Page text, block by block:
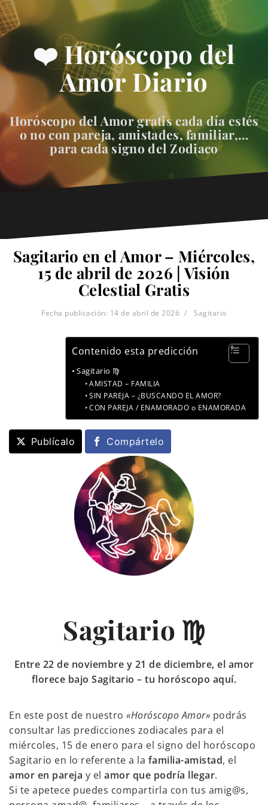
❤️ Horóscopo del
Amor Diario
Horóscopo del Amor gratis cada día estés
o no con pareja, amistades, familiar,…
para cada signo del Zodiaco
Sagitario en el Amor – Miércoles,
15 de abril de 2026 | Visión
Celestial Gratis
Fecha publicación: 14 de abril de 2026 Sagitario
Contenido esta predicción
Sagitario ♍
AMISTAD – FAMILIA
SIN PAREJA – ¿BUSCANDO EL AMOR?
CON PAREJA / ENAMORADO o ENAMORADA
Publícalo Compártelo
Sagitario ♍
Entre 22 de noviembre y 21 de diciembre, el amor
florece bajo Sagitario – tu horóscopo aquí.
En este post de nuestro «Horóscopo Amor» podrás
consultar las predicciones zodiacales para el
miércoles, 15 de enero para el signo del horóscopo
Sagitario en lo referente a la familia-amistad, el
amor en pareja y el amor que podría llegar.
Si te apetece puedes compartirla con tus amig@s,